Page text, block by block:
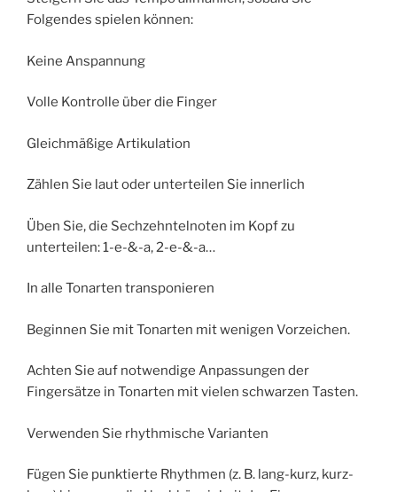
Folgendes spielen können:
Keine Anspannung
Volle Kontrolle über die Finger
Gleichmäßige Artikulation
Zählen Sie laut oder unterteilen Sie innerlich
Üben Sie, die Sechzehntelnoten im Kopf zu
unterteilen: 1-e-&-a, 2-e-&-a…
In alle Tonarten transponieren
Beginnen Sie mit Tonarten mit wenigen Vorzeichen.
Achten Sie auf notwendige Anpassungen der
Fingersätze in Tonarten mit vielen schwarzen Tasten.
Verwenden Sie rhythmische Varianten
Fügen Sie punktierte Rhythmen (z. B. lang-kurz, kurz-